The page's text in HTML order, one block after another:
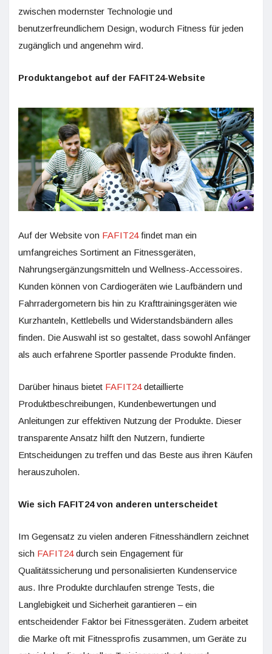
zwischen modernster Technologie und
benutzerfreundlichem Design, wodurch Fitness für jeden
zugänglich und angenehm wird.
Produktangebot auf der FAFIT24-Website
Auf der Website von FAFIT24findet man ein
umfangreiches Sortiment an Fitnessgeräten,
Nahrungsergänzungsmitteln und Wellness-Accessoires.
Kunden können von Cardiogeräten wie Laufbändern und
Fahrradergometern bis hin zu Krafttrainingsgeräten wie
Kurzhanteln, Kettlebells und Widerstandsbändern alles
finden. Die Auswahl ist so gestaltet, dass sowohl Anfänger
als auch erfahrene Sportler passende Produkte finden.
Darüber hinaus bietet FAFIT24detaillierte
Produktbeschreibungen, Kundenbewertungen und
Anleitungen zur effektiven Nutzung der Produkte. Dieser
transparente Ansatz hilft den Nutzern, fundierte
Entscheidungen zu treffen und das Beste aus ihren Käufen
herauszuholen.
Wie sich FAFIT24 von anderen unterscheidet
Im Gegensatz zu vielen anderen Fitnesshändlern zeichnet
sich FAFIT24durch sein Engagement für
Qualitätssicherung und personalisierten Kundenservice
aus. Ihre Produkte durchlaufen strenge Tests, die
Langlebigkeit und Sicherheit garantieren – ein
entscheidender Faktor bei Fitnessgeräten. Zudem arbeitet
die Marke oft mit Fitnessprofis zusammen, um Geräte zu